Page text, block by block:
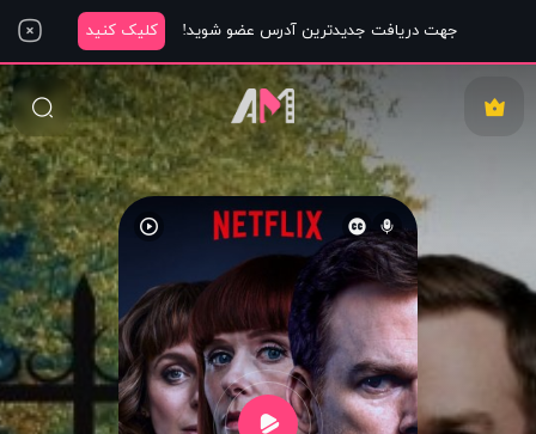
جهت دریافت جدیدترین آدرس عضو شوید! کلیک کنید